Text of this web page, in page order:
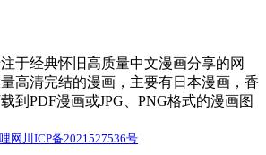
于经典怀旧高质量中文漫画分享的网
高清完结的漫画，主要有日本漫画，香
到PDF漫画或JPG、PNG格式的漫画图
网 川ICP备2021527536号